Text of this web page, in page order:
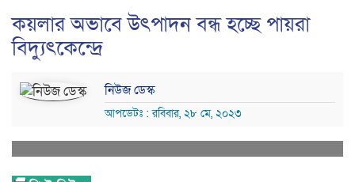
কয়লার অভাবে উৎপাদন বন্ধ হচ্ছে পায়রা
বিদ্যুৎকেন্দ্রে
নিউজ ডেস্ক
আপডেটঃ : রবিবার, ২৮ মে, ২০২৩